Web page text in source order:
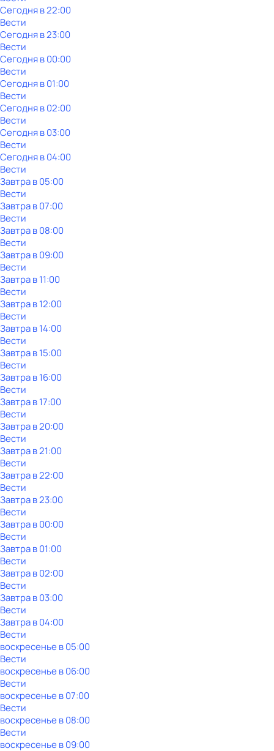
Сегодня в 22:00
Вести
Сегодня в 23:00
Вести
Сегодня в 00:00
Вести
Сегодня в 01:00
Вести
Сегодня в 02:00
Вести
Сегодня в 03:00
Вести
Сегодня в 04:00
Вести
Завтра в 05:00
Вести
Завтра в 07:00
Вести
Завтра в 08:00
Вести
Завтра в 09:00
Вести
Завтра в 11:00
Вести
Завтра в 12:00
Вести
Завтра в 14:00
Вести
Завтра в 15:00
Вести
Завтра в 16:00
Вести
Завтра в 17:00
Вести
Завтра в 20:00
Вести
Завтра в 21:00
Вести
Завтра в 22:00
Вести
Завтра в 23:00
Вести
Завтра в 00:00
Вести
Завтра в 01:00
Вести
Завтра в 02:00
Вести
Завтра в 03:00
Вести
Завтра в 04:00
Вести
воскресенье в05:00
Вести
воскресенье в06:00
Вести
воскресенье в07:00
Вести
воскресенье в08:00
Вести
воскресенье в09:00